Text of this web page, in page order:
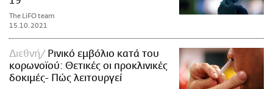
The LiFO team
15.10.2021
Διεθνή
Ρινικό εμβόλιο κατά του
κορωνοϊού: Θετικές οι προκλινικές
δοκιμές- Πώς λειτουργεί